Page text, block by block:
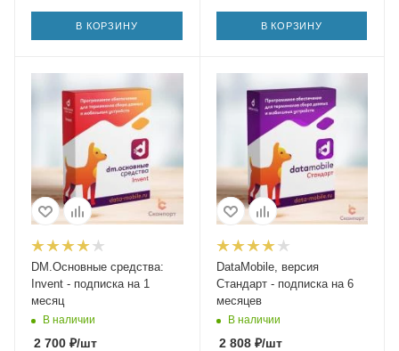
В КОРЗИНУ В КОРЗИНУ
DM.Основные средства:
Invent - подписка на 1
месяц
В наличии
2 700 ₽/шт
DataMobile, версия
Стандарт - подписка на 6
месяцев
В наличии
2 808₽/шт